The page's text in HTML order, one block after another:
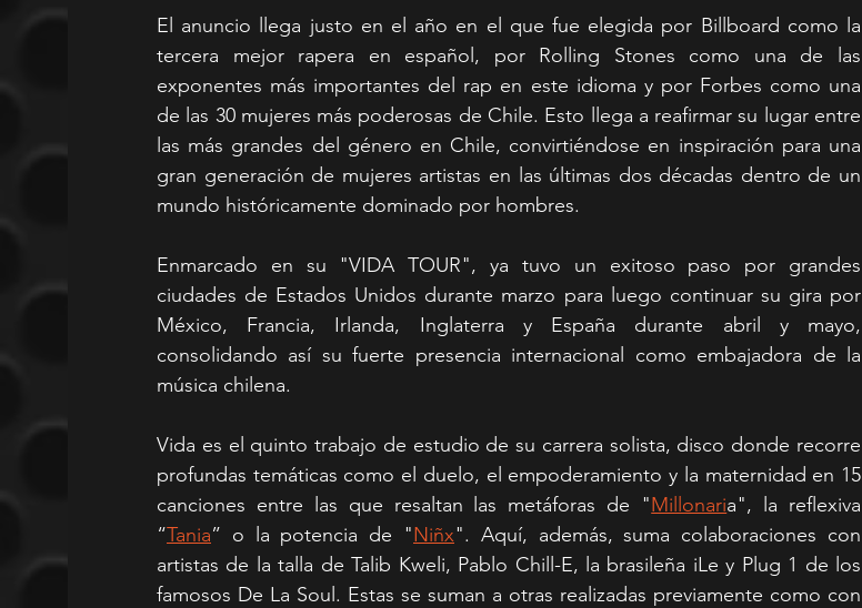
El anuncio llega justo en el año en el que fue elegida por Billboard como la
tercera mejor rapera en español, por Rolling Stones como una de las
exponentes más importantes del rap en este idioma y por Forbes como una
de las 30 mujeres más poderosas de Chile. Esto llega a reafirmar su lugar entre
las más grandes del género en Chile, convirtiéndose en inspiración para una
gran generación de mujeres artistas en las últimas dos décadas dentro de un
mundo históricamente dominado por hombres.
Enmarcado en su "VIDA TOUR", ya tuvo un exitoso paso por grandes
ciudades de Estados Unidos durante marzo para luego continuar su gira por
México, Francia, Irlanda, Inglaterra y España durante abril y mayo,
consolidando así su fuerte presencia internacional como embajadora de la
música chilena.
Vida es el quinto trabajo de estudio de su carrera solista, disco donde recorre
profundas temáticas como el duelo, el empoderamiento y la maternidad en 15
canciones entre las que resaltan las metáforas de "Millonaria", la reflexiva
“Tania” o la potencia de "Niñx". Aquí, además, suma colaboraciones con
artistas de la talla de Talib Kweli, Pablo Chill-E, la brasileña iLe y Plug 1 de los
famosos De La Soul. Estas se suman a otras realizadas previamente como con